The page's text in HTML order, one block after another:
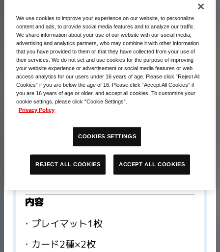
販売価格​
4,950円(税込)
内容
プレイマット1枚
カード2種×2枚
We use cookies to improve your experience on our website, to personalize
content and ads, to provide social media features and to analyze our traffic.
We share information about your use of our website with our social media,
advertising and analytics partners, who may combine it with other information
that you have provided to them or that they have collected from your use of
their services. We do not set and use cookies for the purpose of improving
your website experience or advertisement or social media features or web
access analytics for our users under 16 years of age. Please click “Reject All
Cookies” if you are below the age of 16. Please click “Accept All Cookies” if
you are 16 years of age or older, and accept all cookies. To customize your
cookie settings, please click “Cookie Settings”.
Privacy Policy
COOKIES SETTINGS
REJECT ALL COOKIES ACCEPT ALL COOKIES